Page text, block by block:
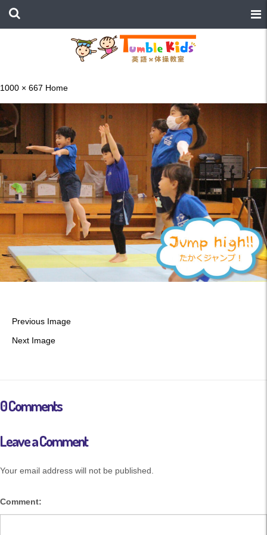
1000 × 667 Home
Previous Image
Next Image
0 Comments
Leave a Comment
Your email address will not be published.
Comment: